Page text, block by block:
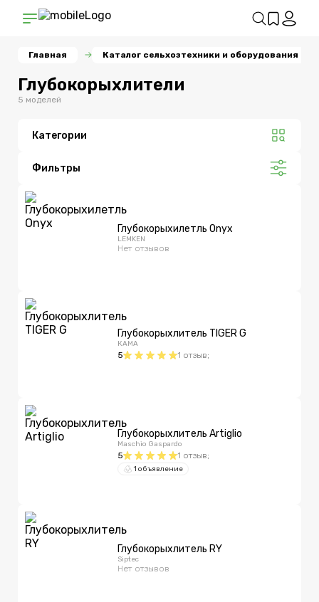
Главная Каталог сельхозтехники и оборудования
Глубокорыхлители
5 моделей
Категории
Фильтры
Глубокорыхилетль Onyx
LEMKEN
Нет отзывов
Глубокорыхлитель TIGER G
КАМА
5 1 отзыв;
Глубокорыхлитель Artiglio
Maschio Gaspardo
5 1 отзыв;
1 объявление
Глубокорыхлитель RY
Siptec
Нет отзывов